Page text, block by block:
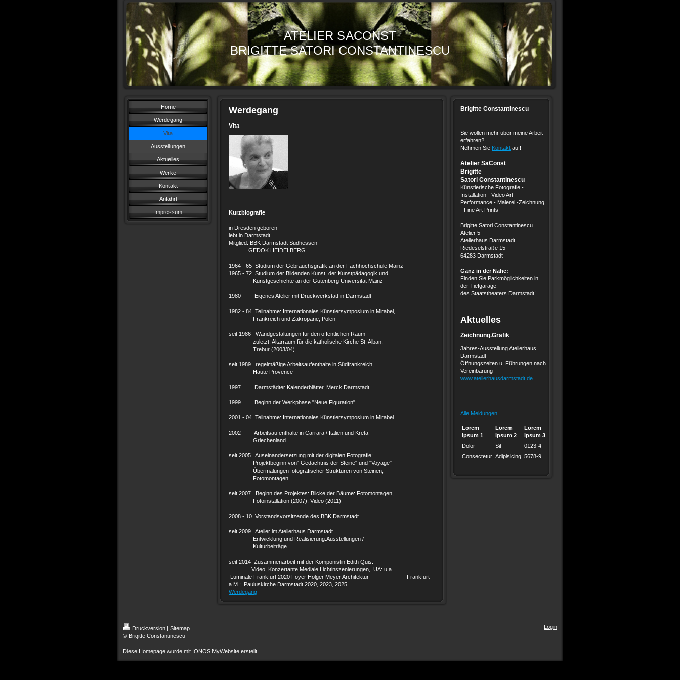
ATELIER SACONST
BRIGITTE SATORI CONSTANTINESCU
Home
Werdegang
Vita
Ausstellungen
Aktuelles
Werke
Kontakt
Anfahrt
Impressum
Werdegang
Vita
Kurzbiografie
in Dresden geboren
lebt in Darmstadt
Mitglied: BBK Darmstadt Südhessen
GEDOK HEIDELBERG
1964 - 65 Studium der Gebrauchsgrafik an der Fachhochschule Mainz
1965 - 72 Studium der Bildenden Kunst, der Kunstpädagogik und
Kunstgeschichte an der Gutenberg Universität Mainz
1980 Eigenes Atelier mit Druckwerkstatt in Darmstadt
1982 - 84 Teilnahme: Internationales Künstlersymposium in Mirabel,
Frankreich und Zakropane, Polen
seit 1986 Wandgestaltungen für den öffentlichen Raum
zuletzt: Altarraum für die katholische Kirche St. Alban,
Trebur (2003/04)
seit 1989 regelmäßige Arbeitsaufenthalte in Südfrankreich,
Haute Provence
1997 Darmstädter Kalenderblätter, Merck Darmstadt
1999 Beginn der Werkphase "Neue Figuration"
2001 - 04 Teilnahme: Internationales Künstlersymposium in Mirabel
2002 Arbeitsaufenthalte in Carrara / Italien und Kreta
Griechenland
seit 2005 Auseinandersetzung mit der digitalen Fotografie:
Projektbeginn von" Gedächtnis der Steine" und "Voyage"
Übermalungen fotografischer Strukturen von Steinen,
Fotomontagen
seit 2007 Beginn des Projektes: Blicke der Bäume : Fotomontagen,
Fotoinstallation (2007), Video (2011)
2008 - 10 Vorstandsvorsitzende des BBK Darmstadt
seit 2009 Atelier im Atelierhaus Darmstadt
Entwicklung und Realisierung:Ausstellungen /
Kulturbeiträge
seit 2014 Zusammenarbeit mit der Komponistin Edith Quis.
Video, Konzertante Mediale Lichtinszenierungen, UA: u.a.
Luminale Frankfurt 2020 Foyer Holger Meyer Architektur Frankfurt
a.M.; Pauluskirche Darmstadt 2020, 2023, 2025.
Werdegang
Brigitte Constantinescu
Sie wollen mehr über meine Arbeit
erfahren?
Nehmen Sie Kontakt auf!
Atelier SaConst
Brigitte
Satori Constantinescu
Künstlerische Fotografie -
Installation - Video Art -
Performance - Malerei -Zeichnung
- Fine Art Prints
Brigitte Satori Constantinescu
Atelier 5
Atelierhaus Darmstadt
Riedeselstraße 15
64283 Darmstadt
Ganz in der Nähe:
Finden Sie Parkmöglichkeiten in
der Tiefgarage
des Staatstheaters Darmstadt!
Aktuelles
Zeichnung.Grafik
Jahres-Ausstellung Atelierhaus
Darmstadt
Öffnungszeiten u. Führungen nach
Vereinbarung
www.atelierhausdarmstadt.de
Alle Meldungen
Lorem
ipsum 1
Lorem
ipsum 2
Lorem
ipsum 3
Dolor
Sit
0123-4
Consectetur Adipisicing 5678-9
Druckversion | Sitemap
© Brigitte Constantinescu
Diese Homepage wurde mit IONOS MyWebsite erstellt.
Login